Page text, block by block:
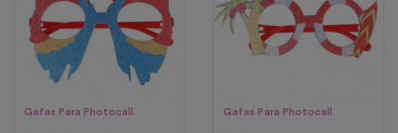
Gafas Para Photocall Gafas Para Photocall